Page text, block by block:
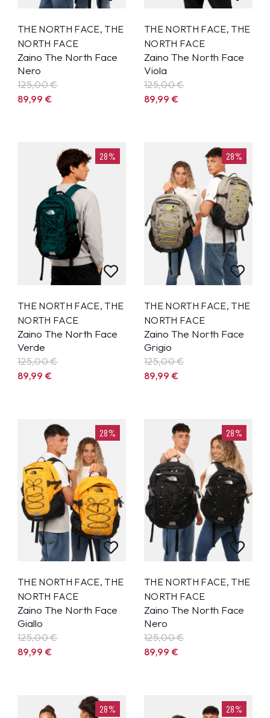
THE NORTH FACE, THE
NORTH FACE
Zaino The North Face
Nero
125,00 €
89,99€
THE NORTH FACE, THE
NORTH FACE
Zaino The North Face
Viola
125,00 €
89,99€
28%
THE NORTH FACE, THE
NORTH FACE
Zaino The North Face
Verde
125,00 €
89,99€
28%
THE NORTH FACE, THE
NORTH FACE
Zaino The North Face
Grigio
125,00 €
89,99€
28%
THE NORTH FACE, THE
NORTH FACE
Zaino The North Face
Giallo
125,00 €
89,99€
28%
THE NORTH FACE, THE
NORTH FACE
Zaino The North Face
Nero
125,00 €
89,99€
28% 28%